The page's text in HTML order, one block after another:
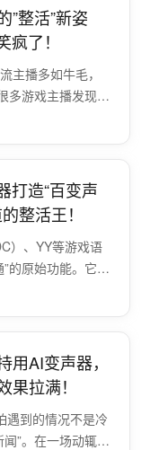
”整活”新姿
了！
主播多如牛毛，
多游戏主播发现，
往往不是极限操
打造“百变声
整活王！
）、YY等游戏语
的原始功能。它们
“线上网络酒
AI变声器，
拉满！
遇到的情况不是冷
”。在一场动辄数